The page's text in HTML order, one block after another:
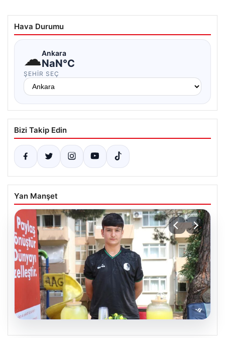
Hava Durumu
☁Ankara
NaN°C
ŞEHIR SEÇ
Bizi Takip Edin
Yan Manşet
09.08.2026